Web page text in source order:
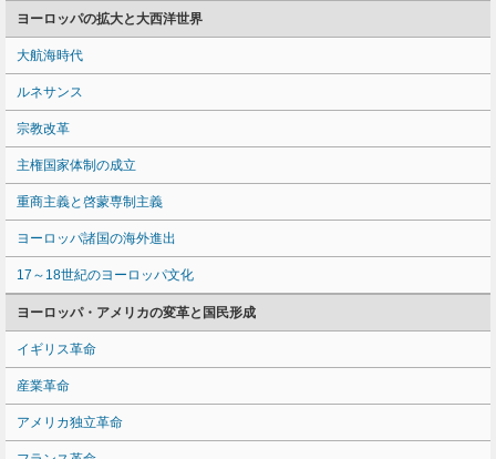
ヨーロッパの拡大と大西洋世界
大航海時代
ルネサンス
宗教改革
主権国家体制の成立
重商主義と啓蒙専制主義
ヨーロッパ諸国の海外進出
17～18世紀のヨーロッパ文化
ヨーロッパ・アメリカの変革と国民形成
イギリス革命
産業革命
アメリカ独立革命